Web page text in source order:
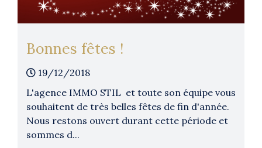
bonnes fêtes !
19/12/2018
L'agence IMMO STIL et toute son équipe vous
souhaitent de très belles fêtes de fin d'année.
Nous restons ouvert durant cette période et
sommes d...